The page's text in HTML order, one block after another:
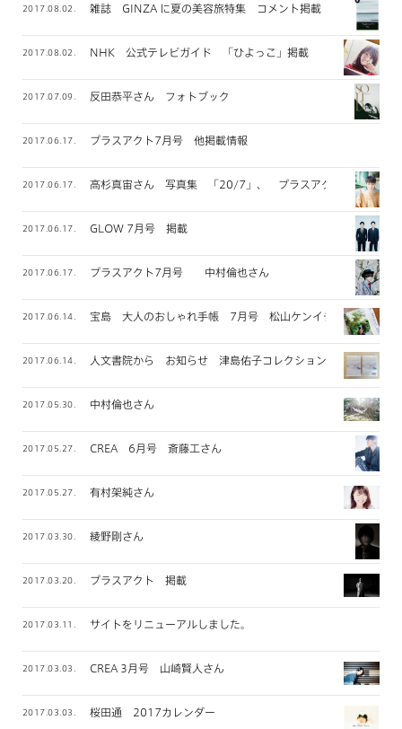
2017.08.02. 雑誌 GINZA に夏の美容旅特集 コメント掲載
2017.08.02. NHK 公式テレビガイド 「ひよっこ」掲載
2017.07.09. 反田恭平さん フォトブック
2017.06.17. プラスアクト7月号 他掲載情報
2017.06.17. 高杉真宙さん 写真集 「20/7」、 プラスアクト掲載
2017.06.17. GLOW 7月号 掲載
2017.06.17. プラスアクト7月号 中村倫也さん
2017.06.14. 宝島 大人のおしゃれ手帳 7月号 松山ケンイチさん
2017.06.14. 人文書院から お知らせ 津島佑子コレクション
2017.05.30. 中村倫也さん
2017.05.27. CREA 6月号 斎藤工さん
2017.05.27. 有村架純さん
2017.03.30. 綾野剛さん
2017.03.20. プラスアクト 掲載
2017.03.11. サイトをリニューアルしました。
2017.03.03. CREA 3月号 山崎賢人さん
2017.03.03. 桜田通 2017カレンダー